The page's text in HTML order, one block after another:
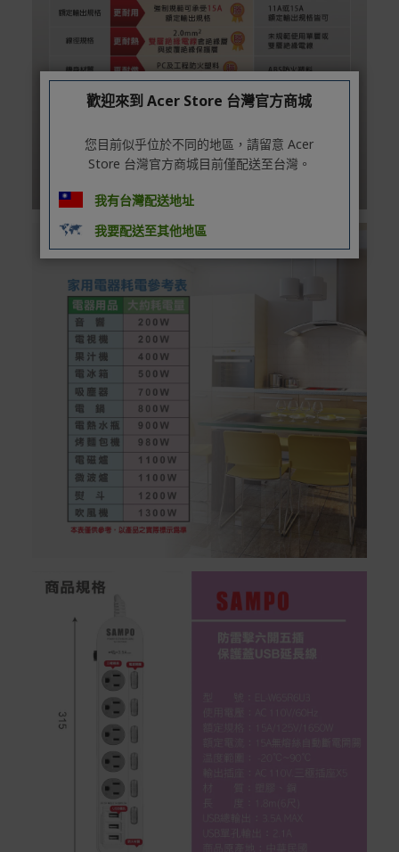
歡迎來到 Acer Store 台灣官方商城
您目前似乎位於不同的地區，請留意 Acer
Store 台灣官方商城目前僅配送至台灣。
我有台灣配送地址
我要配送至其他地區